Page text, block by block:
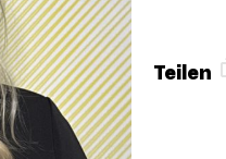
Teilen